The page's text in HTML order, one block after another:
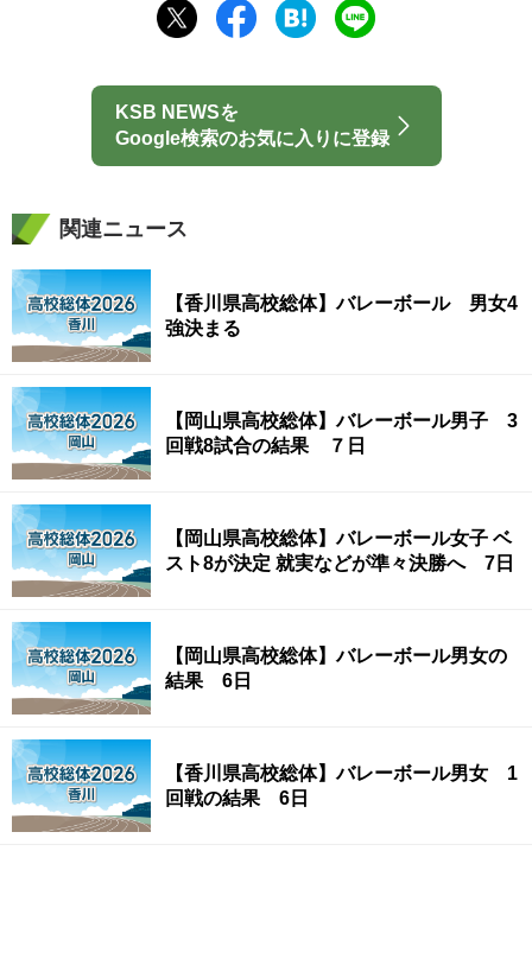
KSB NEWSを
Google検索のお気に入りに登録
関連ニュース
【香川県高校総体】バレーボール 男女4
強決まる
【岡山県高校総体】バレーボール男子 3
回戦8試合の結果 ７日
【岡山県高校総体】バレーボール女子 ベ
スト8が決定 就実などが準々決勝へ 7日
【岡山県高校総体】バレーボール男女の
結果 6日
【香川県高校総体】バレーボール男女 1
回戦の結果 6日